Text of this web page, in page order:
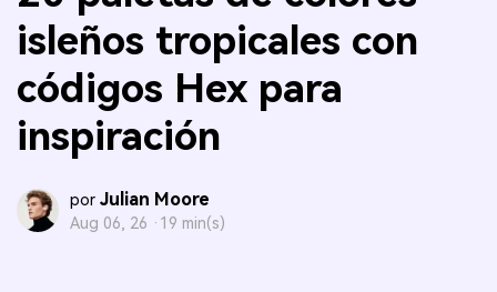
isleños tropicales con
códigos Hex para
inspiración
por Julian Moore
Aug 06, 26 · 19 min(s)